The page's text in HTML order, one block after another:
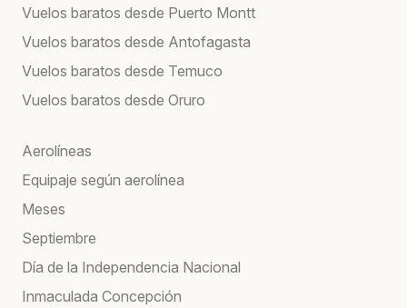
Vuelos baratos desde Puerto Montt
Vuelos baratos desde Antofagasta
Vuelos baratos desde Temuco
Vuelos baratos desde Oruro
Aerolíneas
Equipaje según aerolínea
Meses
Septiembre
Día de la Independencia Nacional
Inmaculada Concepción